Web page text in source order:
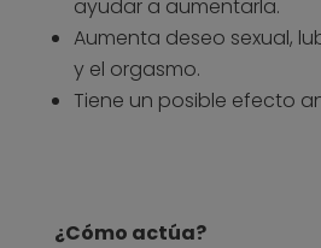
ayudar a aumentarla.
Aumenta deseo sexual,
y el orgasmo.
Tiene un posible efecto
¿Cómo actúa?